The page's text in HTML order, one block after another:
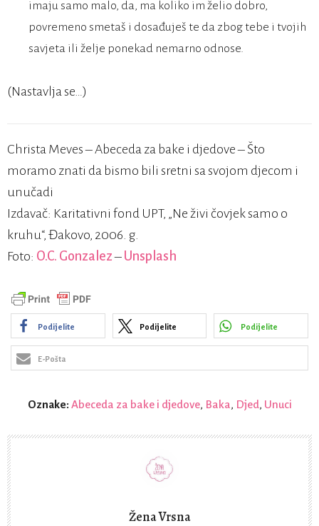
imaju samo malo, da, ma koliko im želio dobro,
povremeno smetaš i dosađuješ te da zbog tebe i tvojih
savjeta ili želje ponekad nemarno odnose.
(Nastavlja se…)
Christa Meves – Abeceda za bake i djedove – Što
moramo znati da bismo bili sretni sa svojom djecom i
unučadi
Izdavač: Karitativni fond UPT, „Ne živi čovjek samo o
kruhu“, Đakovo, 2006. g.
Foto: O.C. Gonzalez– Unsplash
Podijelite Podijelite Podijelite
E-Pošta
Oznake: Abeceda za bake i djedove, Baka, Djed, Unuci
Žena Vrsna